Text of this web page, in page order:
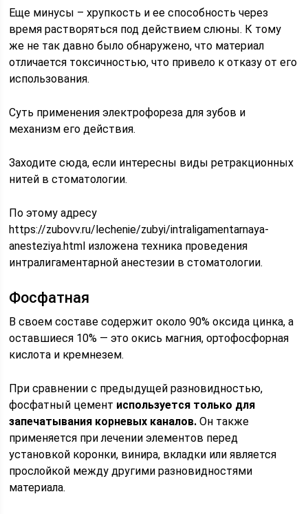
Еще минусы – хрупкость и ее способность через
время растворяться под действием слюны. К тому
же не так давно было обнаружено, что материал
отличается токсичностью, что привело к отказу от его
использования.
Суть применения электрофореза для зубов и
механизм его действия.
Заходите сюда, если интересны виды ретракционных
нитей в стоматологии.
По этому адресу
https://zubovv.ru/lechenie/zubyi/intraligamentarnaya-
anesteziya.html изложена техника проведения
интралигаментарной анестезии в стоматологии.
Фосфатная
В своем составе содержит около 90% оксида цинка, а
оставшиеся 10% — это окись магния, ортофосфорная
кислота и кремнезем.
При сравнении с предыдущей разновидностью,
фосфатный цемент используется только для
запечатывания корневых каналов. Он также
применяется при лечении элементов перед
установкой коронки, винира, вкладки или является
прослойкой между другими разновидностями
материала.